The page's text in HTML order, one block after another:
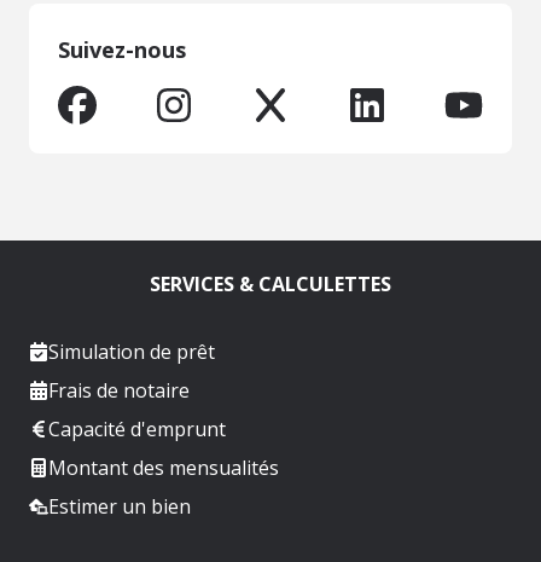
Suivez-nous
SERVICES & CALCULETTES
Simulation de prêt
Frais de notaire
Capacité d'emprunt
Montant des mensualités
Estimer un bien